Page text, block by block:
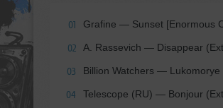
01 Grafine — Sunset [Enormous
02 A. Rassevich — Disappear
03 Billion Watchers — Lukomorye
04 Telescope (RU) — Bonjour